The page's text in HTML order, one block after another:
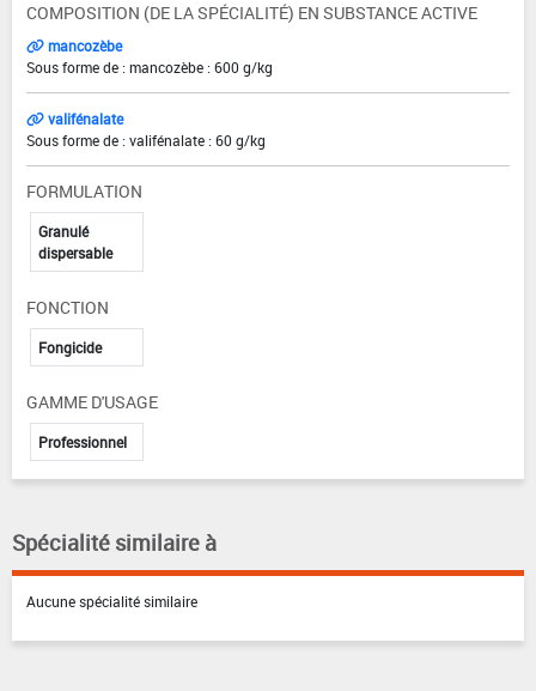
COMPOSITION (DE LA SPÉCIALITÉ) EN SUBSTANCE ACTIVE
mancozèbe
Sous forme de : mancozèbe : 600 g/kg
valifénalate
Sous forme de : valifénalate : 60 g/kg
FORMULATION
Granulé
dispersable
FONCTION
Fongicide
GAMME D'USAGE
Professionnel
Spécialité similaire à
Aucune spécialité similaire